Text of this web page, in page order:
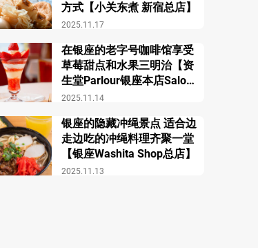
2025.11.17
方式【小关东煮 新宿总店】
2025.11.14
在银座的老字号咖啡馆享受
草莓甜点和水果三明治【资
生堂Parlour银座本店Salon
de Café】
2025.11.13
银座的隐藏冲绳景点 适合边
走边吃的冲绳料理齐聚一堂
【银座Washita Shop总店】